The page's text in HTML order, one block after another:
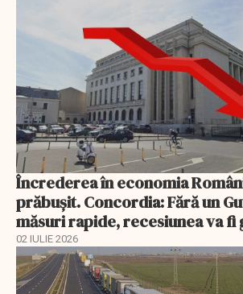
Încrederea în economia
prăbușit. Concordia: Fără un
măsuri rapide, recesiunea va
02 IULIE 2026